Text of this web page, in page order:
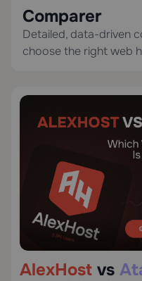
Comparer
Detailed, data-driven
choose the right web
AlexHost vs